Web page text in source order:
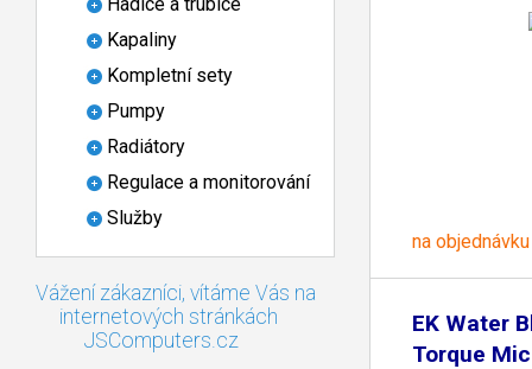
Kapaliny
Kompletní sety
Pumpy
Radiátory
Regulace a monitorování
Služby
Vážení zákazníci, vítáme Vás na
internetových stránkách
JSComputers.cz
na objednávku
EK Water
Torque